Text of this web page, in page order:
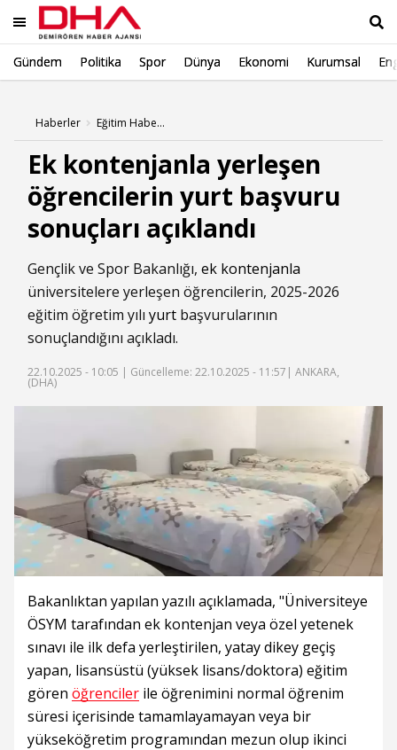
Gündem Politika Spor Dünya Ekonomi Kurumsal
Haberler Eğitim Haberleri
Ek kontenjanla yerleşen
öğrencilerin yurt başvuru
sonuçları açıklandı
Gençlik ve Spor Bakanlığı, ek kontenjanla
üniversitelere yerleşen öğrencilerin, 2025-2026
eğitim öğretim yılı yurt başvurularının
sonuçlandığını açıkladı.
22.10.2025 - 10:05 | Güncelleme: 22.10.2025 - 11:57 | ANKARA,
(DHA)
Bakanlıktan yapılan yazılı açıklamada, "Üniversiteye
ÖSYM tarafından ek kontenjan veya özel yetenek
sınavı ile ilk defa yerleştirilen, yatay dikey geçiş
yapan, lisansüstü (yüksek lisans/doktora) eğitim
gören öğrenciler ile öğrenimini normal öğrenim
süresi içerisinde tamamlayamayan veya bir
yükseköğretim programından mezun olup ikinci